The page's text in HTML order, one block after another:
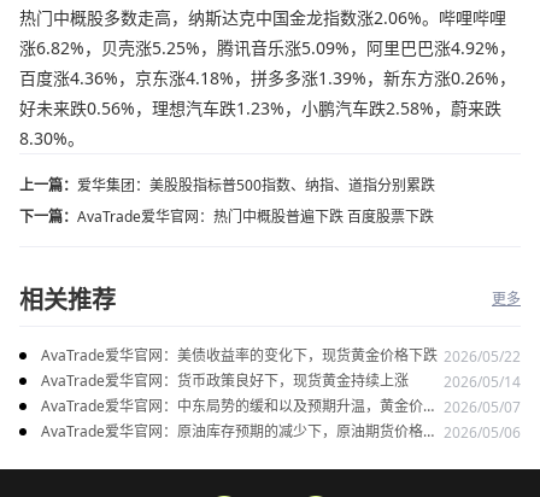
热门中概股多数走高，纳斯达克中国金龙指数涨2.06%。哔哩哔哩
涨6.82%，贝壳涨5.25%，腾讯音乐涨5.09%，阿里巴巴涨4.92%，
百度涨4.36%，京东涨4.18%，拼多多涨1.39%，新东方涨0.26%，
好未来跌0.56%，理想汽车跌1.23%，小鹏汽车跌2.58%，蔚来跌
8.30%。
上一篇： 爱华集团：美股股指标普500指数、纳指、道指分别累跌
下一篇： AvaTrade爱华官网：热门中概股普遍下跌 百度股票下跌
相关推荐 更多
AvaTrade爱华官网：美债收益率的变化下，现货黄金价格下跌 2026/05/22
AvaTrade爱华官网：货币政策良好下，现货黄金持续上涨
2026/05/14
AvaTrade爱华官网：中东局势的缓和以及预期升温，黄金价格
上涨
2026/05/07
AvaTrade爱华官网：原油库存预期的减少下，原油期货价格下 2026/05/06